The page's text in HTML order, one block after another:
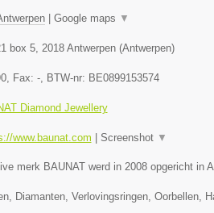
| Google maps ▼
box 5, 2018 Antwerpen(Antwerpen)
, Fax: -, BTW-nr: BE0899153574
Diamond Jewellery
www.baunat.com Screenshot ▼
merk BAUNAT werd in 2008 opgericht in
Diamanten, Verlovingsringen, Oorbellen,